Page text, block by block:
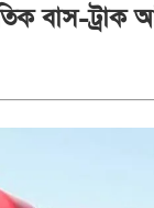
বাস-ট্রাক